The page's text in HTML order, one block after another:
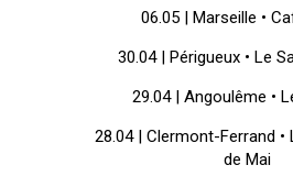
06.05 | Marseille •
30.04 | Périgueux • Le
29.04 | Angoulême •
28.04 | Clermont-Ferrand •
de Mai